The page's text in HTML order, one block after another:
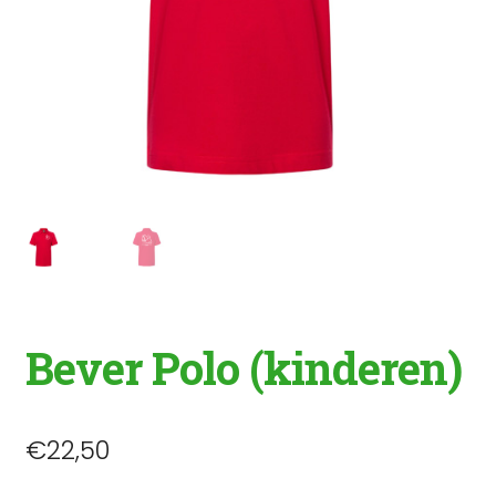
Bever Polo (kinderen)
€22,50